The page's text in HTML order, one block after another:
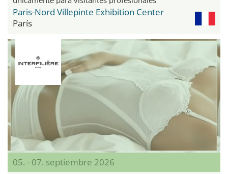
Paris-Nord Villepinte Exhibition Center
París
05. - 07. septiembre 2026